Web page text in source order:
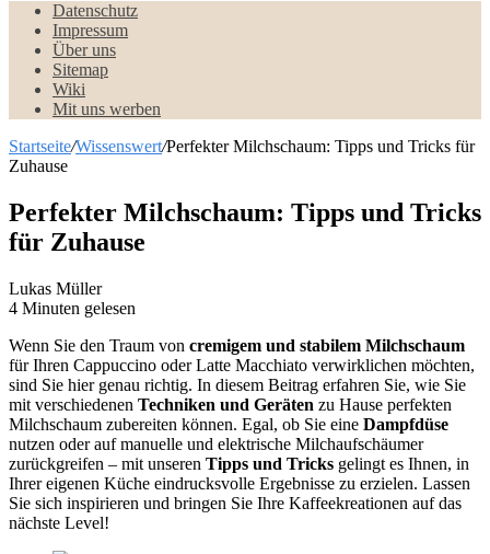
Datenschutz
Impressum
Über uns
Sitemap
Wiki
Mit uns werben
Startseite/Wissenswert/Perfekter Milchschaum: Tipps und Tricks für
Zuhause
Perfekter Milchschaum: Tipps und Tricks
für Zuhause
Lukas Müller
4 Minuten gelesen
Wenn Sie den Traum von cremigem und stabilem Milchschaum
für Ihren Cappuccino oder Latte Macchiato verwirklichen möchten,
sind Sie hier genau richtig. In diesem Beitrag erfahren Sie, wie Sie
mit verschiedenen Techniken und Geräten zu Hause perfekten
Milchschaum zubereiten können. Egal, ob Sie eine Dampfdüse
nutzen oder auf manuelle und elektrische Milchaufschäumer
zurückgreifen – mit unseren Tipps und Tricks gelingt es Ihnen, in
Ihrer eigenen Küche eindrucksvolle Ergebnisse zu erzielen. Lassen
Sie sich inspirieren und bringen Sie Ihre Kaffeekreationen auf das
nächste Level!